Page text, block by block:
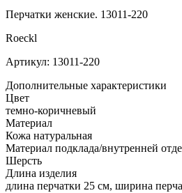
Перчатки женские. 13011-220
Roeckl
Артикул: 13011-220
Дополнительные характеристики
Цвет
темно-коричневый
Материал
Кожа натуральная
Материал подклада/внутренней
Шерсть
Длина изделия
длина перчатки 25 см, ширина